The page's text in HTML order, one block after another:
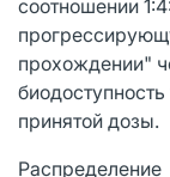
соотношении
прохождении"
принятой дозы.
Распределение